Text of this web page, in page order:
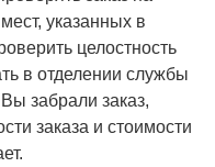
указанных в
целостность
в отделении службы
Вы забрали заказ,
заказа и стоимости